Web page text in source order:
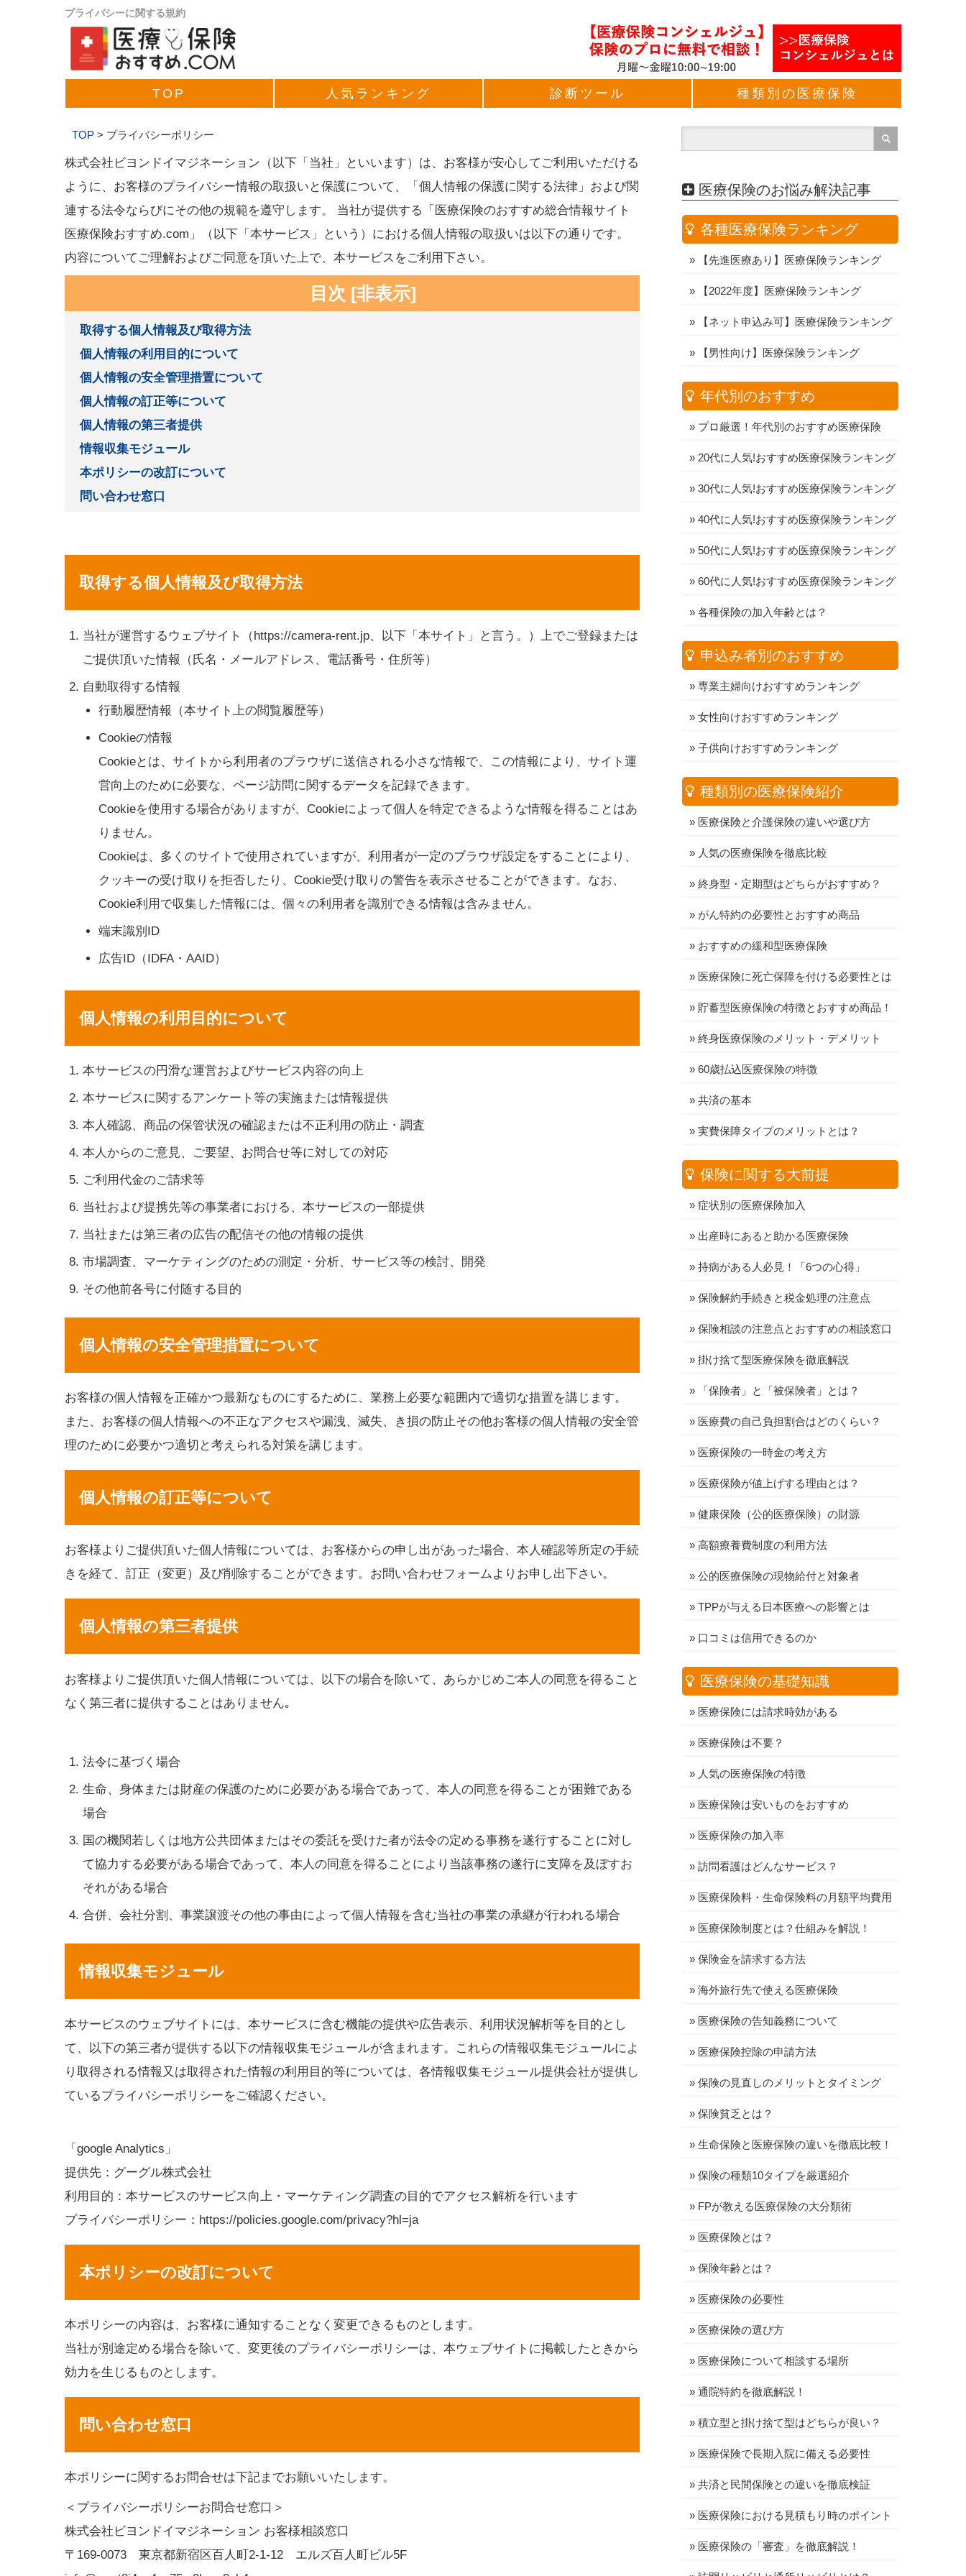
プライバシーに関する規約
TOP 人気ランキング 診断ツール 種類別の医療保険
TOP> プライバシーポリシー
株式会社ビヨンドイマジネーション（以下「当社」といいます）は、お客様が安心してご利用いただける
ように、お客様のプライバシー情報の取扱いと保護について、「個人情報の保護に関する法律」および関
連する法令ならびにその他の規範を遵守します。 当社が提供する「医療保険のおすすめ総合情報サイト
医療保険おすすめ.com」（以下「本サービス」という）における個人情報の取扱いは以下の通りです。
内容についてご理解およびご同意を頂いた上で、本サービスをご利用下さい。
目次 [非表示]
取得する個人情報及び取得方法
個人情報の利用目的について
個人情報の安全管理措置について
個人情報の訂正等について
個人情報の第三者提供
情報収集モジュール
本ポリシーの改訂について
問い合わせ窓口
取得する個人情報及び取得方法
当社が運営するウェブサイト（https://camera-rent.jp、以下「本サイト」と言う。）上でご登録または
ご提供頂いた情報（氏名・メールアドレス、電話番号・住所等）
自動取得する情報
行動履歴情報（本サイト上の閲覧履歴等）
Cookieの情報
Cookieとは、サイトから利用者のブラウザに送信される小さな情報で、この情報により、サイト運
営向上のために必要な、ページ訪問に関するデータを記録できます。
Cookieを使用する場合がありますが、Cookieによって個人を特定できるような情報を得ることはあ
りません。
Cookieは、多くのサイトで使用されていますが、利用者が一定のブラウザ設定をすることにより、
クッキーの受け取りを拒否したり、Cookie受け取りの警告を表示させることができます。なお、
Cookie利用で収集した情報には、個々の利用者を識別できる情報は含みません。
端末識別ID
広告ID（IDFA・AAID）
個人情報の利用目的について
本サービスの円滑な運営およびサービス内容の向上
本サービスに関するアンケート等の実施または情報提供
本人確認、商品の保管状況の確認または不正利用の防止・調査
本人からのご意見、ご要望、お問合せ等に対しての対応
ご利用代金のご請求等
当社および提携先等の事業者における、本サービスの一部提供
当社または第三者の広告の配信その他の情報の提供
市場調査、マーケティングのための測定・分析、サービス等の検討、開発
その他前各号に付随する目的
個人情報の安全管理措置について
お客様の個人情報を正確かつ最新なものにするために、業務上必要な範囲内で適切な措置を講じます。
また、お客様の個人情報への不正なアクセスや漏洩、滅失、き損の防止その他お客様の個人情報の安全管
理のために必要かつ適切と考えられる対策を講じます。
個人情報の訂正等について
お客様よりご提供頂いた個人情報については、お客様からの申し出があった場合、本人確認等所定の手続
きを経て、訂正（変更）及び削除することができます。お問い合わせフォームよりお申し出下さい。
個人情報の第三者提供
お客様よりご提供頂いた個人情報については、以下の場合を除いて、あらかじめご本人の同意を得ること
なく第三者に提供することはありません｡
法令に基づく場合
生命、身体または財産の保護のために必要がある場合であって、本人の同意を得ることが困難である
場合
国の機関若しくは地方公共団体またはその委託を受けた者が法令の定める事務を遂行することに対し
て協力する必要がある場合であって、本人の同意を得ることにより当該事務の遂行に支障を及ぼすお
それがある場合
合併、会社分割、事業譲渡その他の事由によって個人情報を含む当社の事業の承継が行われる場合
情報収集モジュール
本サービスのウェブサイトには、本サービスに含む機能の提供や広告表示、利用状況解析等を目的とし
て、以下の第三者が提供する以下の情報収集モジュールが含まれます。これらの情報収集モジュールによ
り取得される情報又は取得された情報の利用目的等については、各情報収集モジュール提供会社が提供し
ているプライバシーポリシーをご確認ください。
「google Analytics」
提供先：グーグル株式会社
利用目的：本サービスのサービス向上・マーケティング調査の目的でアクセス解析を行います
プライバシーポリシー：https://policies.google.com/privacy?hl=ja
本ポリシーの改訂について
本ポリシーの内容は、お客様に通知することなく変更できるものとします。
当社が別途定める場合を除いて、変更後のプライバシーポリシーは、本ウェブサイトに掲載したときから
効力を生じるものとします。
問い合わせ窓口
本ポリシーに関するお問合せは下記までお願いいたします。
＜プライバシーポリシーお問合せ窓口＞
株式会社ビヨンドイマジネーション お客様相談窓口
〒169-0073 東京都新宿区百人町2-1-12 エルズ百人町ビル5F
医療保険のお悩み解決記事
各種医療保険ランキング
» 【先進医療あり】医療保険ランキング
» 【2022年度】医療保険ランキング
» 【ネット申込み可】医療保険ランキング
» 【男性向け】医療保険ランキング
年代別のおすすめ
» プロ厳選！年代別のおすすめ医療保険
» 20代に人気!おすすめ医療保険ランキング
» 30代に人気!おすすめ医療保険ランキング
» 40代に人気!おすすめ医療保険ランキング
» 50代に人気!おすすめ医療保険ランキング
» 60代に人気!おすすめ医療保険ランキング
» 各種保険の加入年齢とは？
申込み者別のおすすめ
» 専業主婦向けおすすめランキング
» 女性向けおすすめランキング
» 子供向けおすすめランキング
種類別の医療保険紹介
» 医療保険と介護保険の違いや選び方
» 人気の医療保険を徹底比較
» 終身型・定期型はどちらがおすすめ？
» がん特約の必要性とおすすめ商品
» おすすめの緩和型医療保険
» 医療保険に死亡保障を付ける必要性とは
» 貯蓄型医療保険の特徴とおすすめ商品！
» 終身医療保険のメリット・デメリット
» 60歳払込医療保険の特徴
» 共済の基本
» 実費保障タイプのメリットとは？
保険に関する大前提
» 症状別の医療保険加入
» 出産時にあると助かる医療保険
» 持病がある人必見！「6つの心得」
» 保険解約手続きと税金処理の注意点
» 保険相談の注意点とおすすめの相談窓口
» 掛け捨て型医療保険を徹底解説
» 「保険者」と「被保険者」とは？
» 医療費の自己負担割合はどのくらい？
» 医療保険の一時金の考え方
» 医療保険が値上げする理由とは？
» 健康保険（公的医療保険）の財源
» 高額療養費制度の利用方法
» 公的医療保険の現物給付と対象者
» TPPが与える日本医療への影響とは
» 口コミは信用できるのか
医療保険の基礎知識
» 医療保険には請求時効がある
» 医療保険は不要？
» 人気の医療保険の特徴
» 医療保険は安いものをおすすめ
» 医療保険の加入率
» 訪問看護はどんなサービス？
» 医療保険料・生命保険料の月額平均費用
» 医療保険制度とは？仕組みを解説！
» 保険金を請求する方法
» 海外旅行先で使える医療保険
» 医療保険の告知義務について
» 医療保険控除の申請方法
» 保険の見直しのメリットとタイミング
» 保険貧乏とは？
» 生命保険と医療保険の違いを徹底比較！
» 保険の種類10タイプを厳選紹介
» FPが教える医療保険の大分類術
» 医療保険とは？
» 保険年齢とは？
» 医療保険の必要性
» 医療保険の選び方
» 医療保険について相談する場所
» 通院特約を徹底解説！
» 積立型と掛け捨て型はどちらが良い？
» 医療保険で長期入院に備える必要性
» 共済と民間保険との違いを徹底検証
» 医療保険における見積もり時のポイント
» 医療保険の「審査」を徹底解説！